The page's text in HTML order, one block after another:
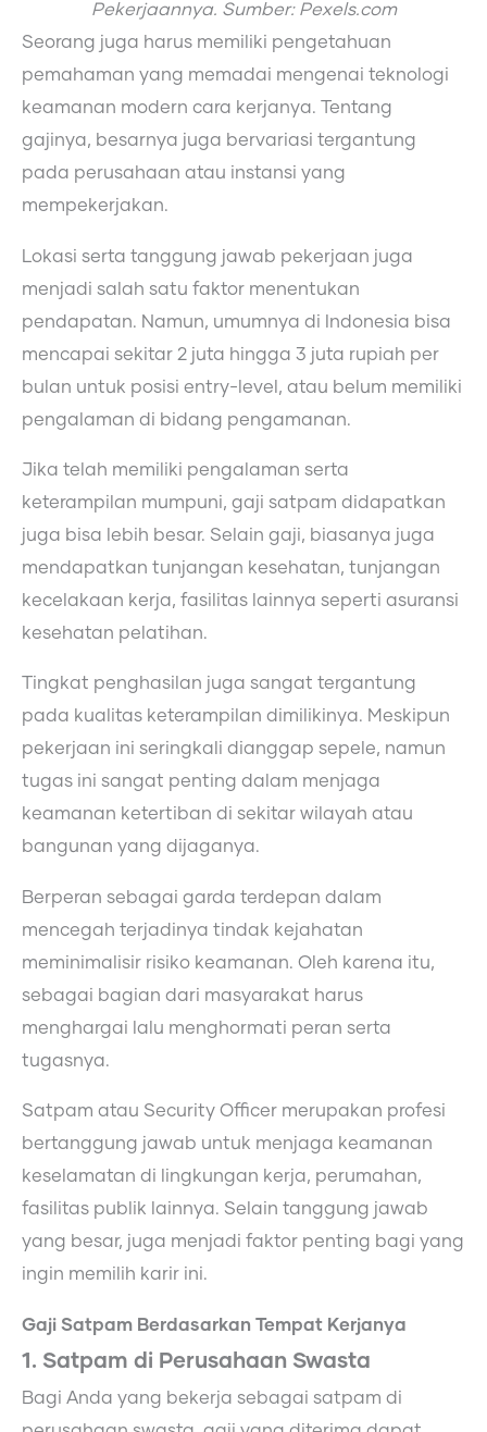
Pekerjaannya. Sumber: Pexels.com
Seorang juga harus memiliki pengetahuan
pemahaman yang memadai mengenai teknologi
keamanan modern cara kerjanya. Tentang
gajinya, besarnya juga bervariasi tergantung
pada perusahaan atau instansi yang
mempekerjakan.
Lokasi serta tanggung jawab pekerjaan juga
menjadi salah satu faktor menentukan
pendapatan. Namun, umumnya di Indonesia bisa
mencapai sekitar 2 juta hingga 3 juta rupiah per
bulan untuk posisi entry-level, atau belum memiliki
pengalaman di bidang pengamanan.
Jika telah memiliki pengalaman serta
keterampilan mumpuni, gaji satpam didapatkan
juga bisa lebih besar. Selain gaji, biasanya juga
mendapatkan tunjangan kesehatan, tunjangan
kecelakaan kerja, fasilitas lainnya seperti asuransi
kesehatan pelatihan.
Tingkat penghasilan juga sangat tergantung
pada kualitas keterampilan dimilikinya. Meskipun
pekerjaan ini seringkali dianggap sepele, namun
tugas ini sangat penting dalam menjaga
keamanan ketertiban di sekitar wilayah atau
bangunan yang dijaganya.
Berperan sebagai garda terdepan dalam
mencegah terjadinya tindak kejahatan
meminimalisir risiko keamanan. Oleh karena itu,
sebagai bagian dari masyarakat harus
menghargai lalu menghormati peran serta
tugasnya.
Satpam atau Security Officer merupakan profesi
bertanggung jawab untuk menjaga keamanan
keselamatan di lingkungan kerja, perumahan,
fasilitas publik lainnya. Selain tanggung jawab
yang besar, juga menjadi faktor penting bagi yang
ingin memilih karir ini.
Gaji Satpam Berdasarkan Tempat Kerjanya
1. Satpam di Perusahaan Swasta
Bagi Anda yang bekerja sebagai satpam di